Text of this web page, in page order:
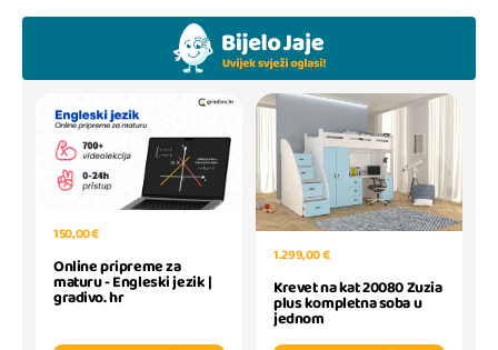
150,00 €
Online pripreme za
maturu - Engleski jezik |
gradivo. hr
1.299,00 €
Krevet na kat 20080 Zuzia
plus kompletna soba u
jednom